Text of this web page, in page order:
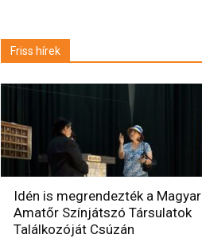
Friss hírek
Idén is megrendezték a Magyar
Amatőr Színjátszó Társulatok
Találkozóját Csúzán